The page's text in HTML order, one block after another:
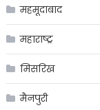
महमूदाबाद
महाराष्ट्र
मिसरिख
मैनपुरी